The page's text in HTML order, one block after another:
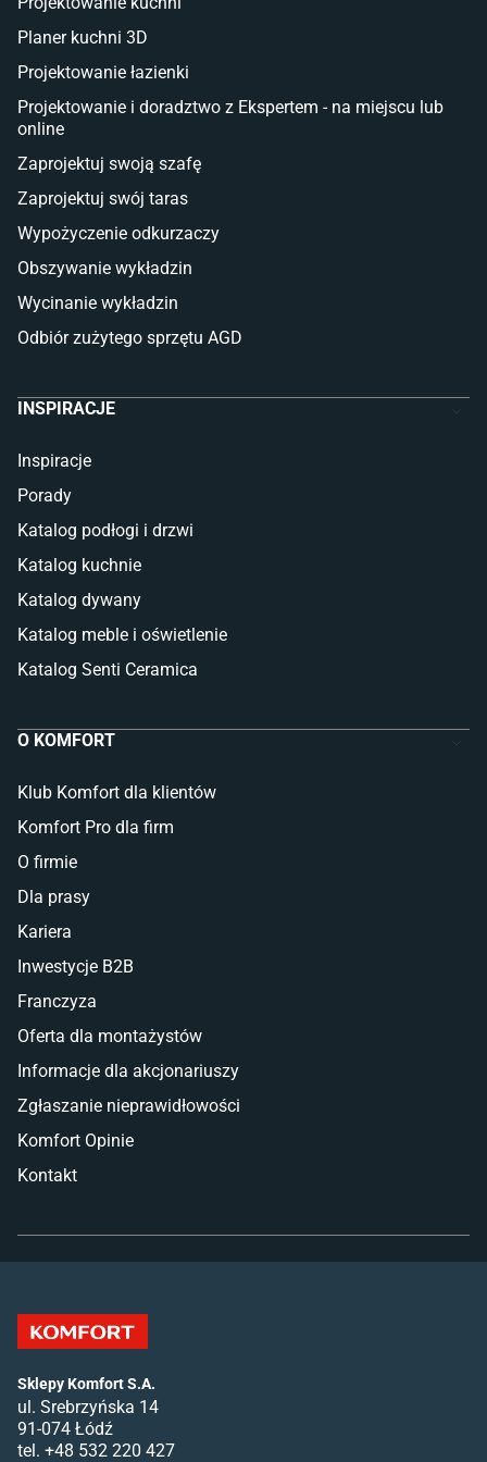
Sztuczna trawa miękka
Koce i pledy
Płytki na balkon
Lampy stojące LED
Płytki
Płytki betonowe
Płytki Cersanit
Płytki wielkoformatowe
Glazura
Płytki marmurowe
Planer kuchni 3D
Projektowanie łazienki
Projektowanie i doradztwo z Ekspertem - na miejscu lub
online
Zaprojektuj swoją szafę
Zaprojektuj swój taras
Wypożyczenie odkurzaczy
Obszywanie wykładzin
Wycinanie wykładzin
Odbiór zużytego sprzętu AGD
INSPIRACJE
Inspiracje
Porady
Katalog podłogi i drzwi
Katalog kuchnie
Katalog dywany
Katalog meble i oświetlenie
Katalog Senti Ceramica
O KOMFORT
Klub Komfort dla klientów
Komfort Pro dla firm
O firmie
Dla prasy
Kariera
Inwestycje B2B
Franczyza
Oferta dla montażystów
Informacje dla akcjonariuszy
Zgłaszanie nieprawidłowości
Komfort Opinie
Kontakt
Sklepy Komfort S.A.
ul. Srebrzyńska 14
91-074 Łódź
tel. +48 532 220 427